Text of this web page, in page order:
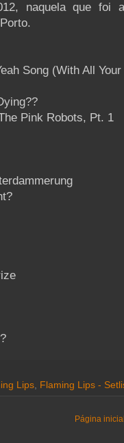
naquela que foi
Song (With All
Pink Robots, Pt. 1
Lips, Flaming Lips -
Página